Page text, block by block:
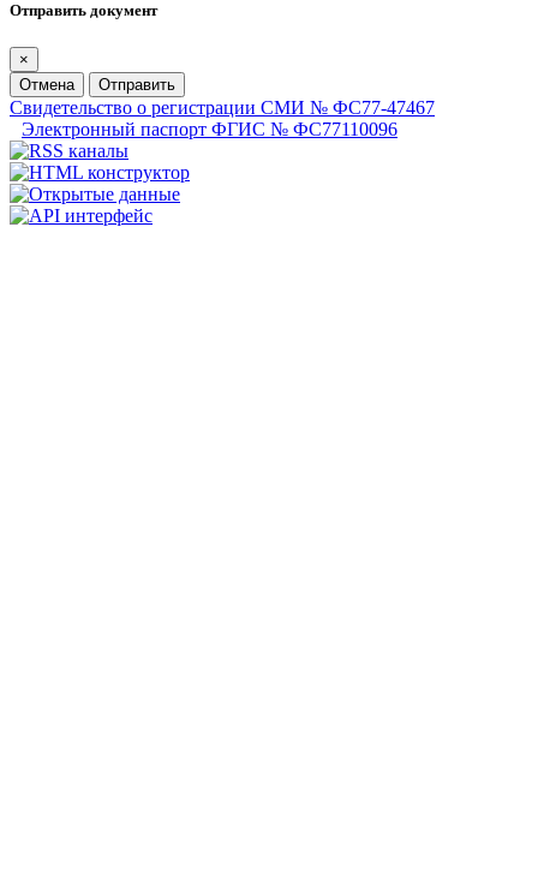
Отправить документ
×
Отмена
Отправить
Свидетельство о регистрации СМИ № ФС77-47467
Электронный паспорт ФГИС № ФС77110096